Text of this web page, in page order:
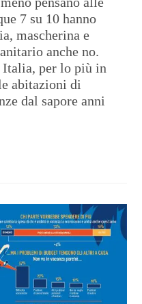
7 su 10 hanno
mascherina e
anche no.
Italia, per lo più in
abitazioni di
dal sapore anni